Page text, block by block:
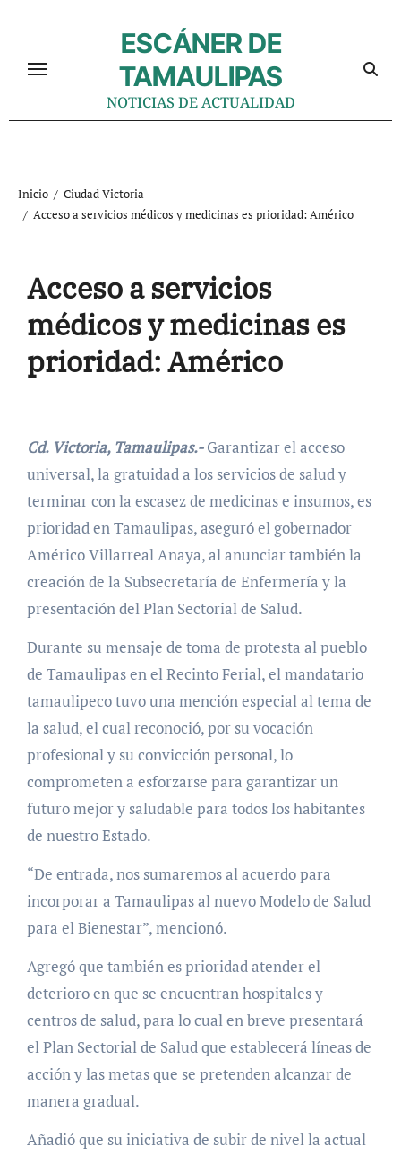
contenido
ESCÁNER DE
TAMAULIPAS
NOTICIAS DE ACTUALIDAD
Inicio
Ciudad Victoria
Acceso a servicios médicos y medicinas es prioridad: Américo
Acceso a servicios
médicos y medicinas es
prioridad: Américo
Cd. Victoria, Tamaulipas.-Garantizar el acceso
universal, la gratuidad a los servicios de salud y
terminar con la escasez de medicinas e insumos, es
prioridad en Tamaulipas, aseguró el gobernador
Américo Villarreal Anaya, al anunciar también la
creación de la Subsecretaría de Enfermería y la
presentación del Plan Sectorial de Salud.
Durante su mensaje de toma de protesta al pueblo
de Tamaulipas en el Recinto Ferial, el mandatario
tamaulipeco tuvo una mención especial al tema de
la salud, el cual reconoció, por su vocación
profesional y su convicción personal, lo
comprometen a esforzarse para garantizar un
futuro mejor y saludable para todos los habitantes
de nuestro Estado.
“De entrada, nos sumaremos al acuerdo para
incorporar a Tamaulipas al nuevo Modelo de Salud
para el Bienestar”, mencionó.
Agregó que también es prioridad atender el
deterioro en que se encuentran hospitales y
centros de salud, para lo cual en breve presentará
el Plan Sectorial de Salud que establecerá líneas de
acción y las metas que se pretenden alcanzar de
manera gradual.
Añadió que su iniciativa de subir de nivel la actual